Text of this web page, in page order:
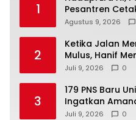
1
Pesantren
Agustus 9, 2026
2
Ketika Jalan
Mulus, Hanif
Juli 9, 2026 0
3
179 PNS Baru
Ingatkan
Formalitas
Juli 9, 2026 0